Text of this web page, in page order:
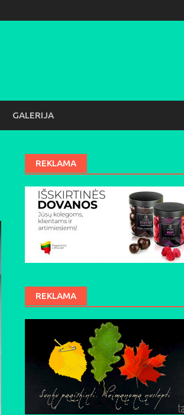
GALERIJA
REKLAMA
REKLAMA